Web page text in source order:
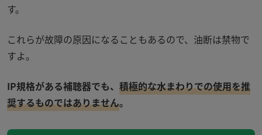
す。
これらが故障の原因になることもあるので、油断は禁物で
すよ。
IP規格がある補聴器でも、 積極的な水まわりでの使用を推
奨するものではありません。